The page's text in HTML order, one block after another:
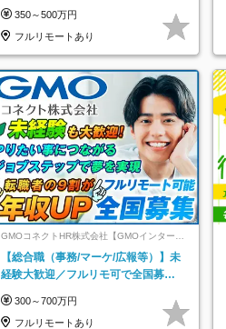
350～500万円
フルリモートあり
GMOコネクトHR株式会社【GMOインターネ
ットグループ】
【総合職（事務/マーケ/広報等）】未
経験大歓迎／フルリモ可で全国募
★
300～700万円
フルリモートあり